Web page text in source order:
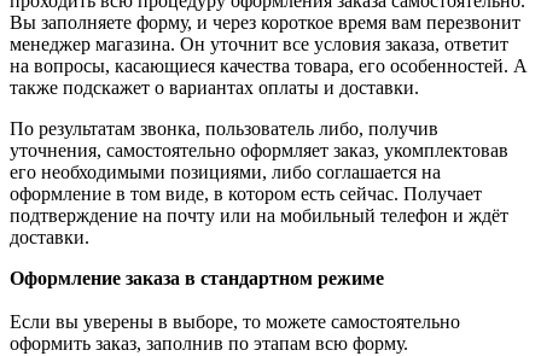
Вы заполняете форму, и через короткое время вам перезвонит
менеджер магазина. Он уточнит все условия заказа, ответит
на вопросы, касающиеся качества товара, его особенностей. А
также подскажет о вариантах оплаты и доставки.
По результатам звонка, пользователь либо, получив
уточнения, самостоятельно оформляет заказ, укомплектовав
его необходимыми позициями, либо соглашается на
оформление в том виде, в котором есть сейчас. Получает
подтверждение на почту или на мобильный телефон и ждёт
доставки.
Оформление заказа в стандартном режиме
Если вы уверены в выборе, то можете самостоятельно
оформить заказ, заполнив по этапам всю форму.